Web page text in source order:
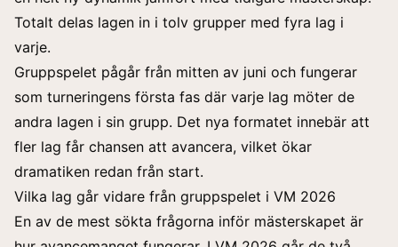
Totalt delas lagen in i tolv grupper med fyra lag i
varje.
Gruppspelet pågår från mitten av juni och fungerar
som turneringens första fas där varje lag möter de
andra lagen i sin grupp. Det nya formatet innebär att
fler lag får chansen att avancera, vilket ökar
dramatiken redan från start.
Vilka lag går vidare från gruppspelet i VM 2026
En av de mest sökta frågorna inför mästerskapet är